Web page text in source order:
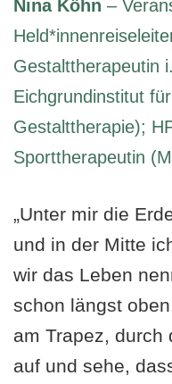
Nina Köhn –
Gestalttherapeutin
Eichgrundinstitut
Gestalttherapie);
Sporttherapeutin
„Unter mir die
und in der Mitte
wir das Leben
schon längst
am Trapez, durch
auf und sehe,